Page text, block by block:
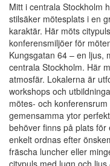
Mitt i centrala Stockholm
stilsäker mötesplats i en
karaktär. Här möts
konferensmiljöer för
Kungsgatan 64 – en ljus,
centrala Stockholm. Här
atmosfär. Lokalerna är
workshops och
mötes- och
gemensamma ytor
behöver finns på plats
enkelt ordnas efter
fräscha luncher eller